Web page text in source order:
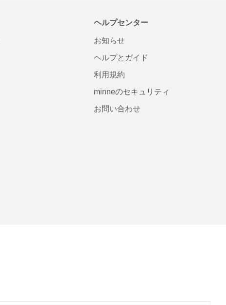
ヘルプセンター
お知らせ
ヘルプとガイド
利用規約
minneのセキュリティ
お問い合わせ